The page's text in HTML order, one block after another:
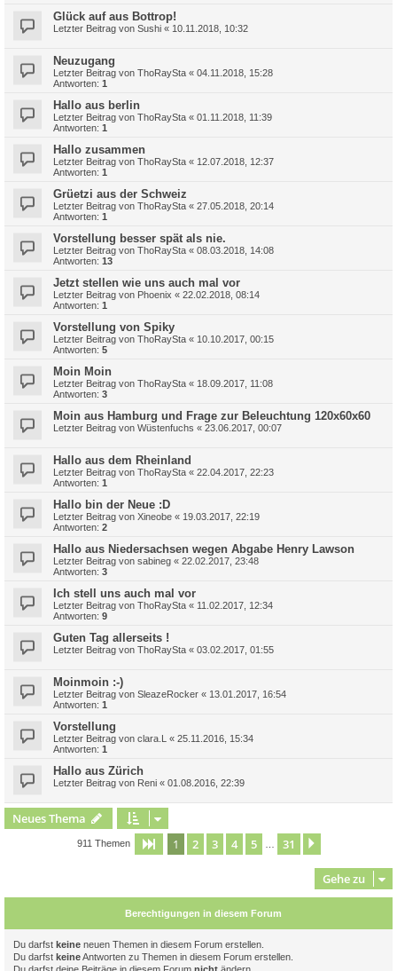
Glück auf aus Bottrop!
Letzter Beitrag von Sushi « 10.11.2018, 10:32
Neuzugang
Letzter Beitrag von ThoRaySta « 04.11.2018, 15:28
Antworten: 1
Hallo aus berlin
Letzter Beitrag von ThoRaySta « 01.11.2018, 11:39
Antworten: 1
Hallo zusammen
Letzter Beitrag von ThoRaySta « 12.07.2018, 12:37
Antworten: 1
Grüetzi aus der Schweiz
Letzter Beitrag von ThoRaySta « 27.05.2018, 20:14
Antworten: 1
Vorstellung besser spät als nie.
Letzter Beitrag von ThoRaySta « 08.03.2018, 14:08
Antworten: 13
Jetzt stellen wie uns auch mal vor
Letzter Beitrag von Phoenix « 22.02.2018, 08:14
Antworten: 1
Vorstellung von Spiky
Letzter Beitrag von ThoRaySta « 10.10.2017, 00:15
Antworten: 5
Moin Moin
Letzter Beitrag von ThoRaySta « 18.09.2017, 11:08
Antworten: 3
Moin aus Hamburg und Frage zur Beleuchtung 120x60x60
Letzter Beitrag von Wüstenfuchs « 23.06.2017, 00:07
Hallo aus dem Rheinland
Letzter Beitrag von ThoRaySta « 22.04.2017, 22:23
Antworten: 1
Hallo bin der Neue :D
Letzter Beitrag von Xineobe « 19.03.2017, 22:19
Antworten: 2
Hallo aus Niedersachsen wegen Abgabe Henry Lawson
Letzter Beitrag von sabineg « 22.02.2017, 23:48
Antworten: 3
Ich stell uns auch mal vor
Letzter Beitrag von ThoRaySta « 11.02.2017, 12:34
Antworten: 9
Guten Tag allerseits !
Letzter Beitrag von ThoRaySta « 03.02.2017, 01:55
Moinmoin :-)
Letzter Beitrag von SleazeRocker « 13.01.2017, 16:54
Antworten: 1
Vorstellung
Letzter Beitrag von clara.L « 25.11.2016, 15:34
Antworten: 1
Hallo aus Zürich
Letzter Beitrag von Reni « 01.08.2016, 22:39
Neues Thema
911 Themen Seite 1von 31
1 2 3 4 5 31
Gehe zu
Berechtigungen in diesem Forum
Du darfst keine neuen Themen in diesem Forum erstellen.
Du darfst keineAntworten zu Themen in diesem Forum erstellen.
Du darfst deine Beiträge in diesem Forum nicht ändern.